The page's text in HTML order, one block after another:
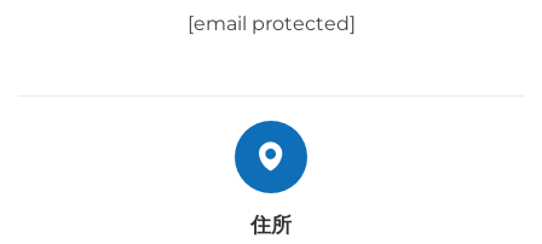
[email protected]
住所